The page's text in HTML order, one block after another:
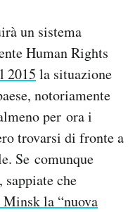
un sistema
Human Rights
2015 la situazione
notoriamente
per ora i
trovarsi di fronte a
Se comunque
che
la “nuova